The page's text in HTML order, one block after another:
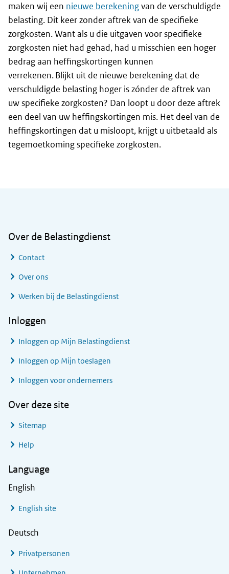
maken wij een nieuwe berekeningvan de verschuldigde
belasting. Dit keer zonder aftrek van de specifieke
zorgkosten. Want als u die uitgaven voor specifieke
zorgkosten niet had gehad, had u misschien een hoger
bedrag aan heffingskortingen kunnen
verrekenen. Blijkt uit de nieuwe berekening dat de
verschuldigde belasting hoger is zónder de aftrek van
uw specifieke zorgkosten? Dan loopt u door deze aftrek
een deel van uw heffingskortingen mis. Het deel van de
heffingskortingen dat u misloopt, krijgt u uitbetaald als
tegemoetkoming specifieke zorgkosten.
Over de Belastingdienst
Contact
Over ons
Werken bij de Belastingdienst
Inloggen
Inloggen op Mijn Belastingdienst
Inloggen op Mijn toeslagen
Inloggen voor ondernemers
Over deze site
Sitemap
Help
Language
English
English site
Deutsch
Privatpersonen